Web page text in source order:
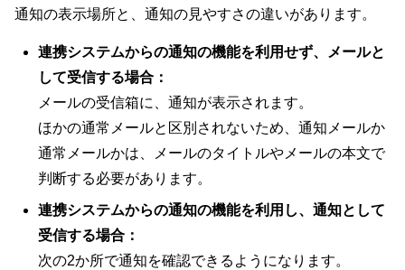
通知の表示場所と、通知の見やすさの違いがあります。
連携システムからの通知の機能を利用せず、メールと
して受信する場合：
メールの受信箱に、通知が表示されます。
ほかの通常メールと区別されないため、通知メールか
通常メールかは、メールのタイトルやメールの本文で
判断する必要があります。
連携システムからの通知の機能を利用し、通知として
受信する場合：
次の2か所で通知を確認できるようになります。